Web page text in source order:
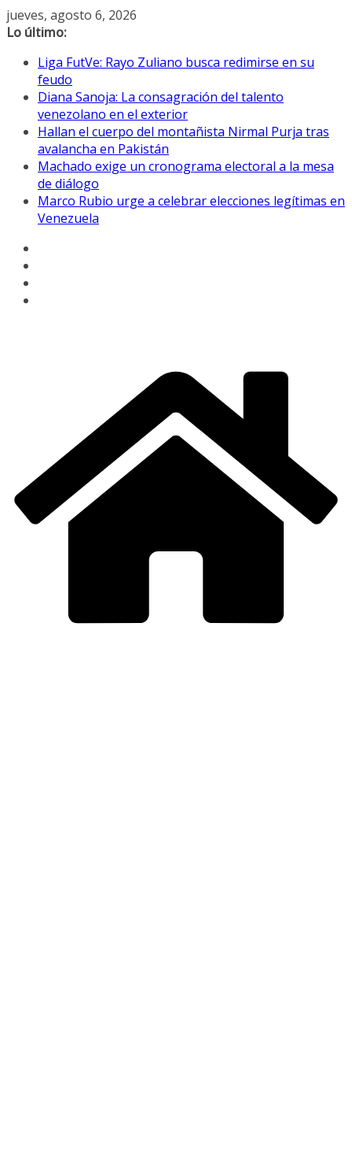
Saltar
al
jueves, agosto 6, 2026
Lo último:
Liga FutVe: Rayo Zuliano busca redimirse en su
feudo
Diana Sanoja: La consagración del talento
venezolano en el exterior
Hallan el cuerpo del montañista Nirmal Purja tras
avalancha en Pakistán
Machado exige un cronograma electoral a la mesa
de diálogo
Marco Rubio urge a celebrar elecciones legítimas en
Venezuela